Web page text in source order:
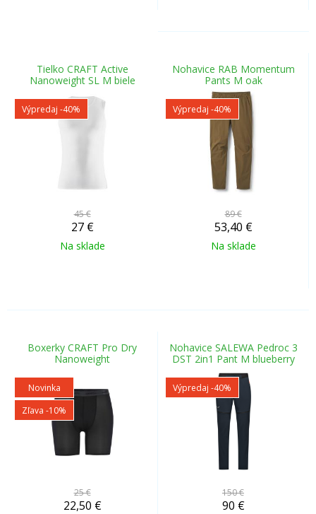
Tielko CRAFT Active
Nanoweight SL M biele
Výpredaj -40%
45 €
27 €
Na sklade
Nohavice RAB Momentum
Pants M oak
Výpredaj -40%
89 €
53,40 €
Na sklade
Boxerky CRAFT Pro Dry
Nanoweight
Novinka
Zľava -10%
25 €
22,50 €
Nohavice SALEWA Pedroc 3
DST 2in1 Pant M blueberry
Výpredaj -40%
150 €
90 €